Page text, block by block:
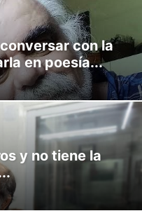
con la
en poesía...
y no tiene la